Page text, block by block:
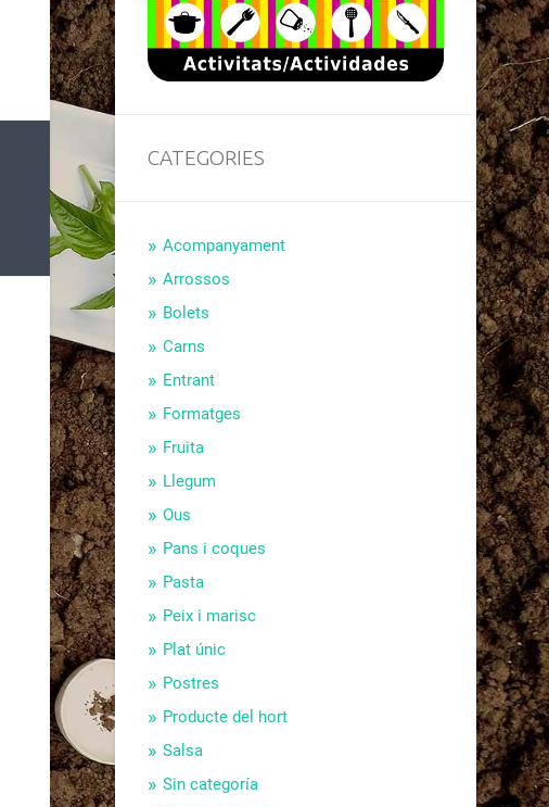
CATEGORIES
Acompanyament
Arrossos
Bolets
Carns
Entrant
Formatges
Fruita
Llegum
Ous
Pans i coques
Pasta
Peix i marisc
Plat únic
Postres
Producte del hort
Salsa
Sin categoría